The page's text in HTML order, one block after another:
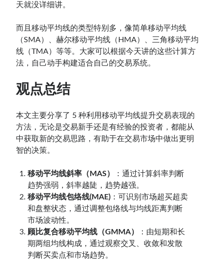
天就没详细讲。
而且移动平均线的类型特别多，像简单移动平均线
（SMA）、赫尔移动平均线（HMA）、三角移动平均
线（TMA）等等。大家可以根据今天讲的这些计算方
法，自己动手构建适合自己的交易系统。
观点总结
本文主要分享了 5 种利用移动平均线提升交易表现的
方法，无论是交易新手还是有经验的投资者，都能从
中获取新的交易思路，有助于在交易市场中做出更明
智的决策。
移动平均线斜率（MAS）
：通过计算斜率判断
趋势强弱，斜率越陡，趋势越强。
移动平均线包络线(MAE) ：可识别市场超买超卖
和盘整状态，通过调整包络线与均线距离判断
市场波动性。
顾比复合移动平均线（GMMA）
：由短期和长
期两组均线构成，通过观察交叉、收敛和发散
判断买卖点和市场趋势。